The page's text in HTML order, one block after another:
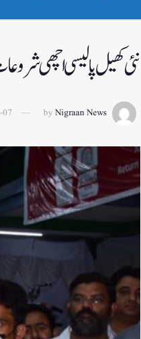
نئی کھیل پالیسی اچھی
by Nigraan News
07